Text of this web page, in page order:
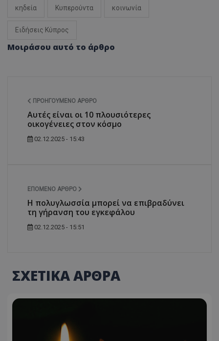
κηδεία Κυπερούντα κοινωνία
Ειδήσεις Κύπρος
Μοιράσου αυτό το άρθρο
ΠΡΟΗΓΟΎΜΕΝΟ ΆΡΘΡΟ
Αυτές είναι οι 10 πλουσιότερες
οικογένειες στον κόσμο
02.12.2025 - 15:43
ΕΠΌΜΕΝΟ ΆΡΘΡΟ
Η πολυγλωσσία μπορεί να επιβραδύνει
τη γήρανση του εγκεφάλου
02.12.2025 - 15:51
ΣΧΕΤΙΚΑ ΑΡΘΡΑ